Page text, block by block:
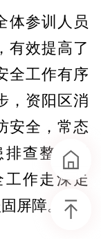
体参训人员
有效提高了
全工作有序
，资阳区消
安全，常态
查整治工
作走深走
屏障。